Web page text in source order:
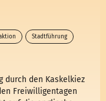
Stadtführung
durch den Kaskelkiez
Freiwilligentagen